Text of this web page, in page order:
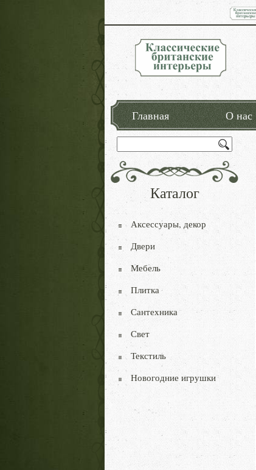
Главная О нас
Каталог
Аксессуары, декор
Двери
Мебель
Плитка
Сантехника
Свет
Текстиль
Новогодние игрушки